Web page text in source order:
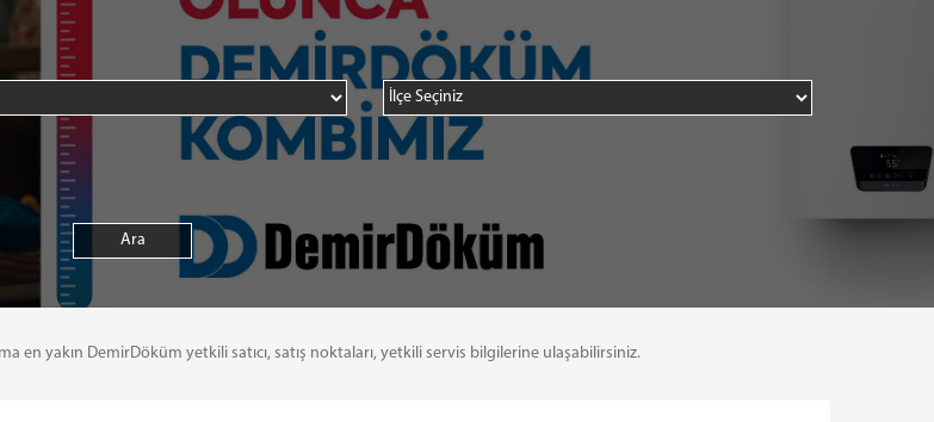
yakın DemirDöküm yetkili satıcı, satış noktaları, yetkili servis bilgilerine ulaşabilirsiniz.